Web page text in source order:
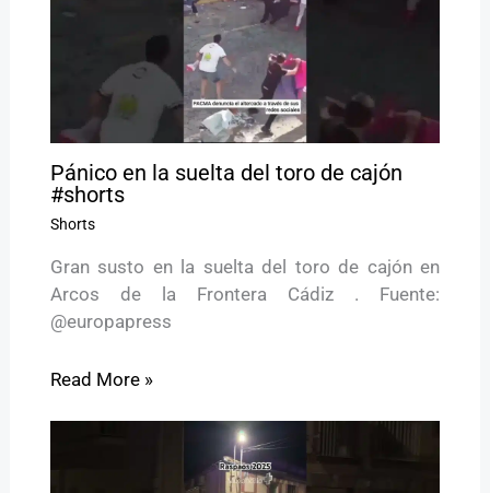
Pánico en la suelta del toro de cajón
#shorts
Shorts
Gran susto en la suelta del toro de cajón en
Arcos de la Frontera Cádiz . Fuente:
@europapress
Read More »